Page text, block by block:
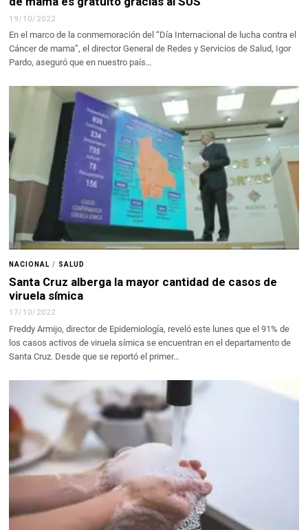
19/10/2022
En el marco de la conmemoración del “Día Internacional de lucha contra el
Cáncer de mama”, el director General de Redes y Servicios de Salud, Igor
Pardo, aseguró que en nuestro país…
NACIONAL / SALUD
Santa Cruz alberga la mayor cantidad de casos de
viruela símica
17/10/2022
Freddy Armijo, director de Epidemiología, reveló este lunes que el 91% de
los casos activos de viruela símica se encuentran en el departamento de
Santa Cruz. Desde que se reportó el primer…